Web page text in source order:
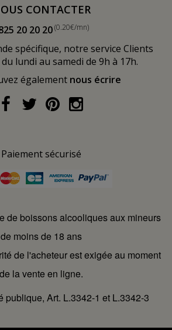
CONTACTER
20 20 20(0.20€/mn)
spécifique, notre service Clients
lundi au samedi de 9h à 17h.
également nous écrire
Paiement sécurisé
de boissons alcooliques aux mineurs
de moins de 18 ans
de l'acheteur est exigée au moment
de la vente en ligne.
publique, Art. L.3342-1 et L.3342-3